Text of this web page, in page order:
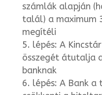
számlák alapján
talál) a maximum
megítéli
lépés: A
összegét átutalja
banknak
lépés: A Bank a